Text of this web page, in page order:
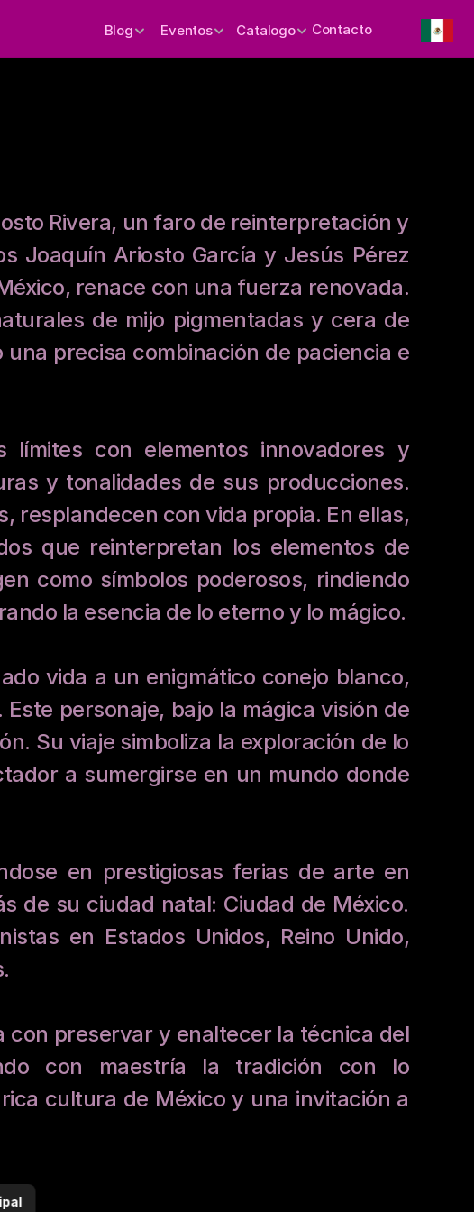
Eventos
Blog Catalogo Contacto
Rivera, un faro de reinterpretación y
Joaquín Ariosto García y Jesús Pérez
renace con una fuerza renovada.
de mijo pigmentadas y cera de
precisa combinación de paciencia e
límites con elementos innovadores y
y tonalidades de sus producciones.
resplandecen con vida propia. En ellas,
que reinterpretan los elementos de
como símbolos poderosos, rindiendo
la esencia de lo eterno y lo mágico.
vida a un enigmático conejo blanco,
personaje, bajo la mágica visión de
Su viaje simboliza la exploración de lo
a sumergirse en un mundo donde
en prestigiosas ferias de arte en
de su ciudad natal: Ciudad de México.
en Estados Unidos, Reino Unido,
con preservar y enaltecer la técnica del
con maestría la tradición con lo
cultura de México y una invitación a